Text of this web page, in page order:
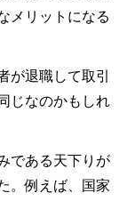
メリットになる
が退職して取引
じなのかもしれ
である天下りが
。例えば、国家